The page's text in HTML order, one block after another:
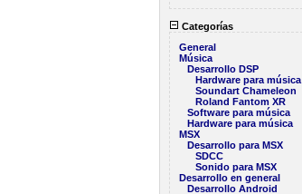
Categorías
General
Música
Desarrollo DSP
Hardware para música
Soundart Chameleon
Roland Fantom XR
Software para música
Hardware para música
MSX
Desarrollo para MSX
SDCC
Sonido para MSX
Desarrollo en general
Desarrollo Android